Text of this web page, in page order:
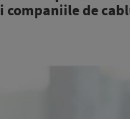
companiile de